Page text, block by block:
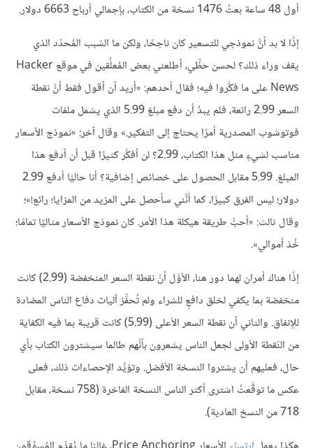
أول 48 ساعة بعتُ 1476 نسخة من الكتاب، بإجمالي أرباح 6663 دولار.
إذًا لا بد أنَّ نموذجي للتسعير كان ناجحًا، ولكن ما السّبب المُحدّد الذي
يقف وراء ذلك؟ لحسن حظِّي، أطلعني بعض المُعلِّقين في موقع Hacker
News على ما فكَّروا فيه؛ فقال أحدهم: «أريد أن أقول فقط أنَّ نقطة
السعر 2.99 رائعة، فلم يبدُ أن دفع مبلغ 5.99 الذي يشمل ملفات
فوتوشوب المصدرية أمرًا يحتاج إلى التفكير.» وقال آخر: «نموذج الأسعار
مناسب لشيءٍ مثل هذا الكتاب، 2.99؟ لن أفكِّر كثيرًا قبل أن أدفع هذا
المبلغ. 5.99 مقابل الحصول على خصائص إضافية؟ أنا حاليًا أدفع 2.99
دولار؛ ليس الفرق كبيرًا، كما أنَّني سأحصل على المزيد من المزايا؛ رائع!»؛
وقال ثالث: «أحبُّ طريقة هيكلة هذا الأمر. كان نموذج الأسعار مثاليًا تمامًا؛
خُذ أموالي».
إذًا هناك أمران لهما دور هنا، الأوَّل أنّ نقطة السعر المنخفضة (2.99) كانت
منخفضة بما يكفي لخلق دافعٍ للشراء ولم تُحفِّز آليات دفاع الناس المضادة
للإنفاق. والثاني أن نقطة السعر الأعلى (5.99) كانت قريبة بما فيه الكفاية
من النّقطة الأولى لجعل الناس يشعرون بأنَّهم طالما سيشترون الكتاب بأي
حال، فعليهم أن يشتروا النسخة الأفضل. وتؤيِّد الإحصاءات ذلك، فعلى
عكس ما توقَّعتُ اشترى أكثر الناس النسخة الفاخرة (758 نسخة، مقابل
718 من النسخ العادية).